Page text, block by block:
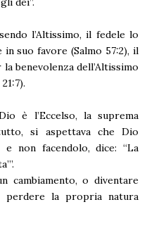
l’Altissimo, il fedele lo
suo favore (Salmo 57:2), il
benevolenza dell’Altissimo
è l’Eccelso, la suprema
si aspettava che Dio
non facendolo, dice: “La
cambiamento, o diventare
perdere la propria natura